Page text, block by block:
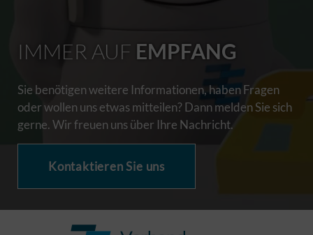
IMMER AUF EMPFANG
Sie benötigen weitere Informationen, haben Fragen
oder wollen uns etwas mitteilen? Dann melden Sie sich
gerne. Wir freuen uns über Ihre Nachricht.
Kontaktieren Sie uns